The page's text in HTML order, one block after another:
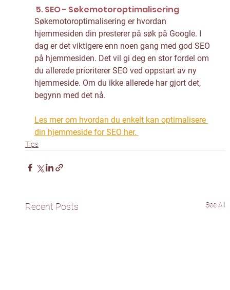
5. SEO - Søkemotoroptimalisering
Søkemotoroptimalisering er hvordan
hjemmesiden din presterer på søk på Google. I
dag er det viktigere enn noen gang med god SEO
på hjemmesiden. Det vil gi deg en stor fordel om
du allerede prioriterer SEO ved oppstart av ny
hjemmeside. Om du ikke allerede har gjort det,
begynn med det nå.
Les mer om hvordan du enkelt kan optimalisere
din hjemmeside for SEO her.
Tips
Recent Posts See All